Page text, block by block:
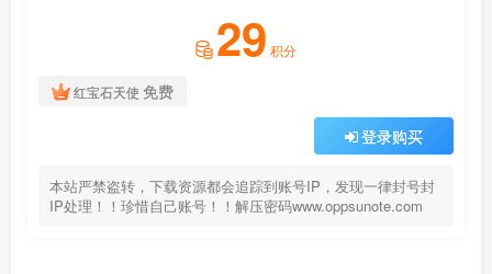
29 积分
红宝石天使 免费
登录购买
本站严禁盗转，下载资源都会追踪到账号IP，发现一律封号封
IP处理！！珍惜自己账号！！解压密码www.oppsunote.com